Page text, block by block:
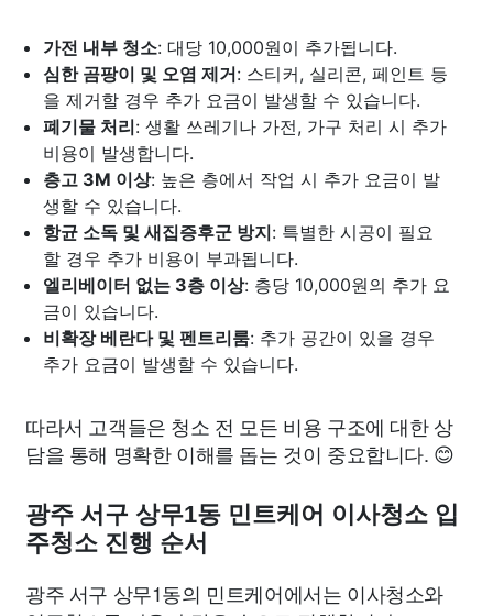
가전 내부 청소: 대당 10,000원이 추가됩니다.
심한 곰팡이 및 오염 제거: 스티커, 실리콘, 페인트 등
을 제거할 경우 추가 요금이 발생할 수 있습니다.
폐기물 처리: 생활 쓰레기나 가전, 가구 처리 시 추가
비용이 발생합니다.
층고 3M 이상: 높은 층에서 작업 시 추가 요금이 발
생할 수 있습니다.
항균 소독 및 새집증후군 방지: 특별한 시공이 필요
할 경우 추가 비용이 부과됩니다.
엘리베이터 없는 3층 이상: 층당 10,000원의 추가 요
금이 있습니다.
비확장 베란다 및 펜트리룸: 추가 공간이 있을 경우
추가 요금이 발생할 수 있습니다.
따라서 고객들은 청소 전 모든 비용 구조에 대한 상
담을 통해 명확한 이해를 돕는 것이 중요합니다. 😊
광주 서구 상무1동 민트케어 이사청소 입
주청소 진행 순서
광주 서구 상무1동의 민트케어에서는 이사청소와